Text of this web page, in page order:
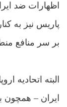
اظهارات ضد
پاریس نیز به
بر سر منافع
البته اتحادیه
ایران – همچون